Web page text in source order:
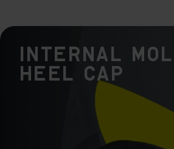
Internal
Heel Cap